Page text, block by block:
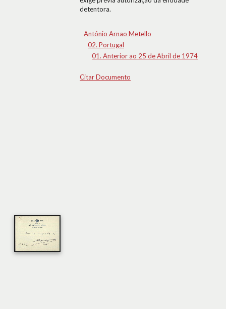
detentora.
António Arnao Metello
02. Portugal
01. Anterior ao 25 de Abril de 1974
Citar Documento